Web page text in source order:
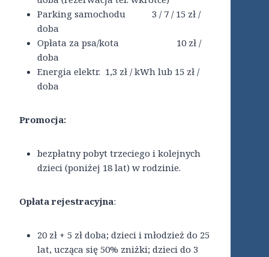
Parking samochodu 3 / 7 / 15 zł /
doba
Opłata za psa/kota 10 zł /
doba
Energia elektr. 1,3 zł / kWh lub 15 zł /
doba
Promocja:
bezpłatny pobyt trzeciego i kolejnych
dzieci (poniżej 18 lat) w rodzinie.
Opłata rejestracyjna:
20 zł + 5 zł doba; dzieci i młodzież do 25
lat, ucząca się 50% zniżki; dzieci do 3